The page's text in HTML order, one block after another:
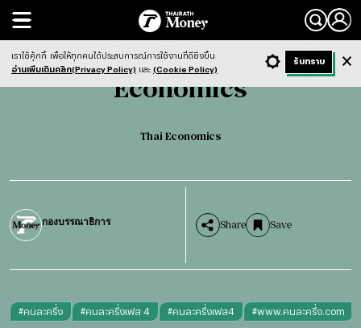
Search
Economics Thai Economics
Economics
Thai Economics
กองบรรณาธิการ Share Save
#คนละครึ่ง #คนละครึ่งเฟส 4 #คนละครึ่งเฟส4 #www.คนละครึ่ง.com
- ก + ก Dark ฟังข่าว
เราใช้คุ้กกี้ เพื่อให้ทุกคนได้ประสบการณ์การใช้งานที่ดียิ่งขึ้น
อ่านเพิ่มเติมคลิก(Privacy Policy) และ (Cookie Policy)
รับทราบ